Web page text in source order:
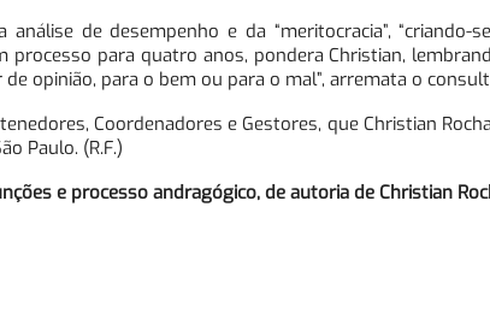
de desempenho e da “meritocracia”, “criando-
processo para quatro anos, pondera Christian,
opinião, para o bem ou para o mal”, arremata o
Coordenadores e Gestores, que Christian
Paulo. (R.F.)
e processo andragógico, de autoria de Christian